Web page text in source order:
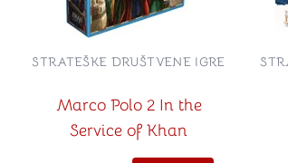
Marco Polo 2 In the
Service of Khan
STRATEŠKE DRUŠTVENE IGRE